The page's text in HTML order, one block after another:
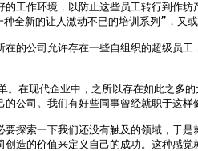
工作环境，以防止这些员工转行到作
全新的让人激动不已的培训系列”，又
在的公司允许存在一些自组织的超级
在现代企业中，之所以存在如此之多
公司。我们有好些同事曾经就职于这
探索一下我们还没有触及的领域，于
造的价值来定义自己的成功。这种感